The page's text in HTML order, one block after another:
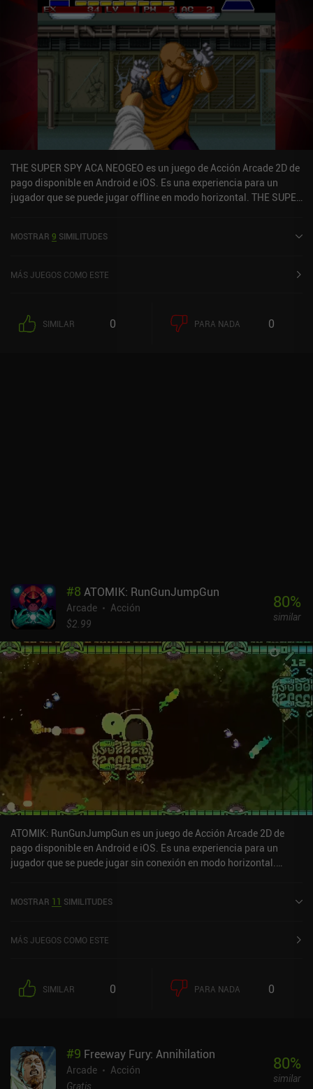
THE SUPER SPY ACA NEOGEO es un juego de Acción Arcade 2D de
pago disponible en Android e iOS. Es una experiencia para un
jugador que se puede jugar offline en modo horizontal. THE SUPER
MOSTRAR 9 SIMILITUDES
MÁS JUEGOS COMO ESTE
SIMILAR 0 PARA NADA 0
#8 ATOMIK: RunGunJumpGun
Arcade
Acción
$2.99
80%
similar
ATOMIK: RunGunJumpGun es un juego de Acción Arcade 2D de
pago disponible en Android e iOS. Es una experiencia para un
jugador que se puede jugar sin conexión en modo horizontal.
sobre 5,0 en la App Store de iOS.
MOSTRAR 11 SIMILITUDES
MÁS JUEGOS COMO ESTE
SIMILAR 0 PARA NADA 0
#9 Freeway Fury: Annihilation
Arcade
Acción
Gratis
80%
similar